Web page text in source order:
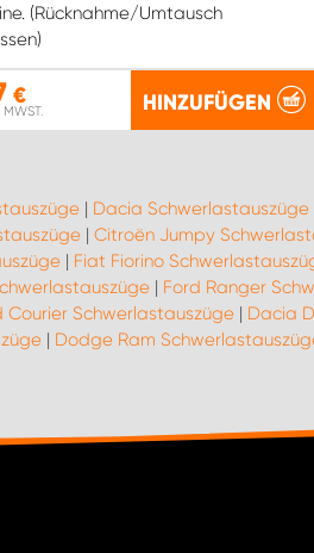
(Rücknahme/Umtausch
€
MWST. HINZUFÜGEN
| Dacia Schwerlastauszüge
| Citroën Jumpy
| Fiat Fiorino
| Ford Ranger
Courier Schwerlastauszüge| Dacia
| Dodge Ram